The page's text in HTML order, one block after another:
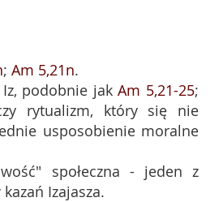
; Am 5,21n.
podobnie jakAm 5,21-25;
rytualizm, który się nie
usposobienie moralne
społeczna - jeden z
Izajasza.